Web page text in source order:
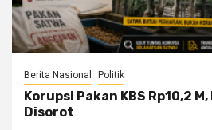
Berita Nasional Politik
Korupsi Pakan KBS Rp10,2
Disorot